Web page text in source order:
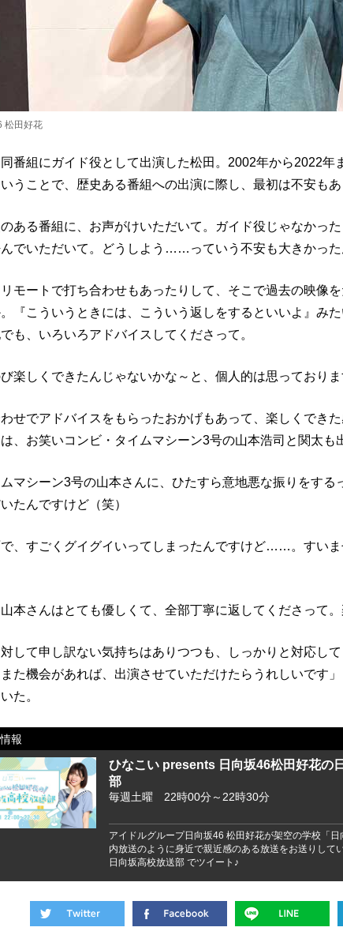
松田好花
番組にガイド役として出演した松田。2002年から2022年
うことで、歴史ある番組への出演に際し、最初は不安もあ
のある番組に、お声がけいただいて。ガイド役じゃなかっ
でいただいて。どうしよう……っていう不安も大きかった
モートで打ち合わせもあったりして、そこで過去の映像
。『こういうときには、こういう返しをするといいよ』み
も、いろいろアドバイスしてくださって。
楽しくできたんじゃないかな～と、個人的は思っておりま
せでアドバイスをもらったおかげもあって、楽しくでき
、お笑いコンビ・タイムマシーン3号の山本浩司と関太
ムマシーン3号の山本さんに、ひたすら意地悪な振りをする
たんですけど（笑）
、すごくグイグイいってしまったんですけど……。すいま
本さんはとても優しくて、全部丁寧に返してくださって。
して申し訳ない気持ちはありつつも、しっかりと対応し
た機会があれば、出演させていただけたらうれしいです
た。
報
ひなこい presents 日向坂46松田好花の
部
毎週土曜 22時00分～22時30分
アイドルグループ日向坂46 松田好花が架空の学校「
内放送のように身近で親近感のある放送をお送りして
日向坂高校放送部 でツイート♪